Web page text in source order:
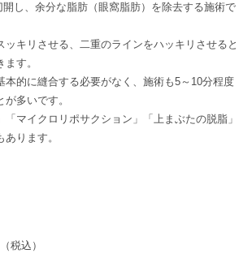
し、余分な脂肪（眼窩脂肪）を除去する施術で
ッキリさせる、二重のラインをハッキリさせると
す。
本的に縫合する必要がなく、施術も5～10分程度
多いです。
「マイクロリポサクション」「上まぶたの脱脂」
ります。
税込）